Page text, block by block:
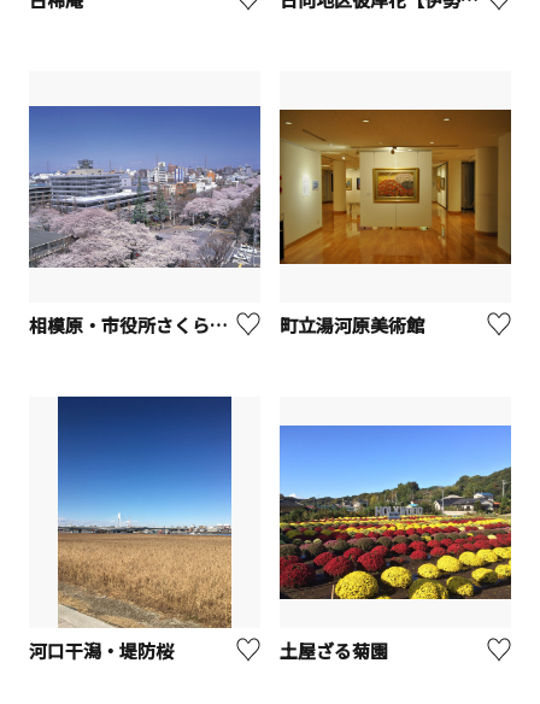
相模原・市役所さくら通り【相模原市】 町立湯河原美術館
河口干潟・堤防桜 土屋ざる菊園